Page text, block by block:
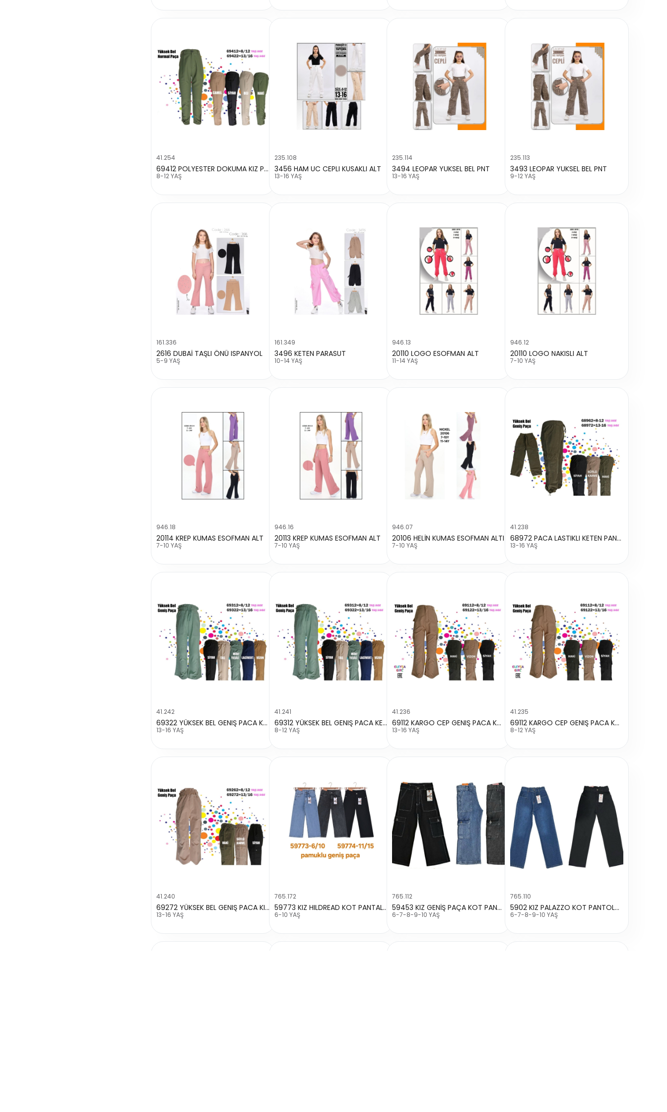
41.254
69412 POLYESTER DOKUMA KIZ PANTALON
8-12 YAŞ
235.108
3456 HAM UC CEPLI KUSAKLI ALT
13-16 YAŞ
235.114
3494 LEOPAR YUKSEL BEL PNT
13-16 YAŞ
235.113
3493 LEOPAR YUKSEL BEL PNT
9-12 YAŞ
161.336
2616 DUBAİ TAŞLI ÖNÜ ISPANYOL
5-9 YAŞ
161.349
3496 KETEN PARASUT
10-14 YAŞ
946.13
20110 LOGO ESOFMAN ALT
11-14 YAŞ
946.12
20110 LOGO NAKISLI ALT
7-10 YAŞ
946.18
20114 KREP KUMAS ESOFMAN ALT
7-10 YAŞ
946.16
20113 KREP KUMAS ESOFMAN ALT
7-10 YAŞ
946.07
20106 HELİN KUMAS ESOFMAN ALTI
7-10 YAŞ
41.238
68972 PACA LASTIKLI KETEN PANTALON
13-16 YAŞ
41.242
69322 YÜKSEK BEL GENIŞ PACA KETEN
13-16 YAŞ
41.241
69312 YÜKSEK BEL GENIŞ PACA KETEN
8-12 YAŞ
41.236
69112 KARGO CEP GENIŞ PACA KOT
13-16 YAŞ
41.235
69112 KARGO CEP GENIŞ PACA KOT
8-12 YAŞ
41.240
69272 YÜKSEK BEL GENIŞ PACA KIZ KOT
13-16 YAŞ
765.172
59773 KIZ HILDREAD KOT PANTALON
6-10 YAŞ
765.112
59453 KIZ GENİŞ PAÇA KOT PANTOLON
6-7-8-9-10 YAŞ
765.110
5902 KIZ PALAZZO KOT PANTOLON
6-7-8-9-10 YAŞ